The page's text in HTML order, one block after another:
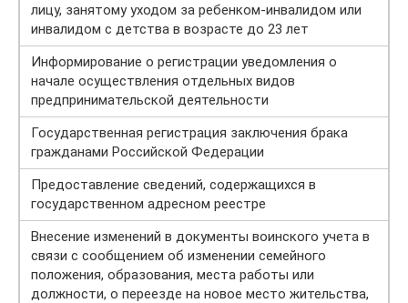
лицу, занятому уходом за ребенком-инвалидом или
инвалидом с детства в возрасте до 23 лет
Информирование о регистрации уведомления о
начале осуществления отдельных видов
предпринимательской деятельности
Государственная регистрация заключения брака
гражданами Российской Федерации
Предоставление сведений, содержащихся в
государственном адресном реестре
Внесение изменений в документы воинского учета в
связи с сообщением об изменении семейного
положения, образования, места работы или
должности, о переезде на новое место жительства,